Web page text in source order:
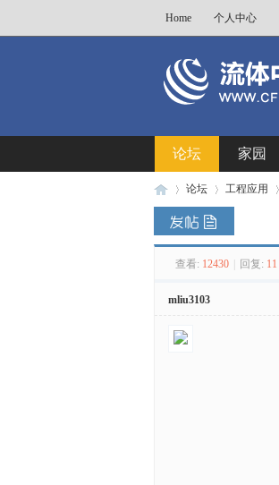
Home 个人中心
论坛 家园
论坛
›
工程应用
›
查看: 12430 回复: 11
mliu3103